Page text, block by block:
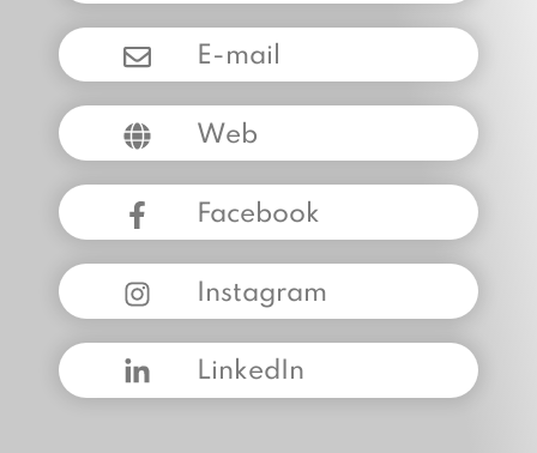
E-mail
Web
Facebook
Instagram
LinkedIn